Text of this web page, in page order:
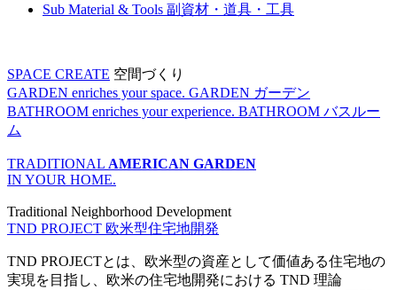
Sub Material & Tools 副資材・道具・工具
SPACE CREATE 空間づくり
GARDEN enriches your space. GARDEN ガーデン
BATHROOM enriches your experience. BATHROOM バスルー
ム
TRADITIONAL AMERICAN GARDEN
IN YOUR HOME.
Traditional Neighborhood Development
TND PROJECT 欧米型住宅地開発
TND PROJECTとは、欧米型の資産として価値ある住宅地の
実現を目指し、欧米の住宅地開発における TND 理論